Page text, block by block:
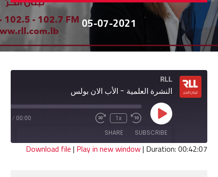
05-07-2021
RLL
النشرة العلمية - الأب الان بولس
Play
Episode
Rewind
10
Seconds
1x
Fast
seconds
00:00
/
SUBSCRIBE
SHARE
Download file| Play in new window| Duration: 00:42:07